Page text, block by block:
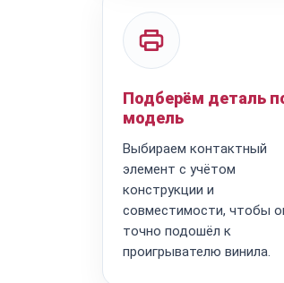
Подберём деталь
модель
Выбираем контактный
элемент с учётом
конструкции и
совместимости, чтобы
точно подошёл к
проигрывателю винила.